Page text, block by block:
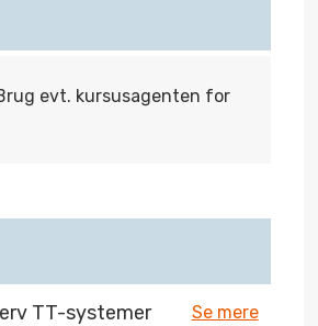
evt. kursusagenten for
TT-systemer Se mere